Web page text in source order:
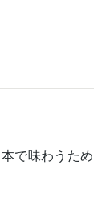
で味わうため